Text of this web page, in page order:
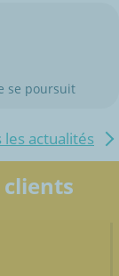
se poursuit
les actualités